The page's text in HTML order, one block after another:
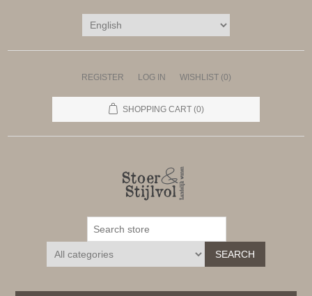
REGISTER LOG IN WISHLIST (0)
SHOPPING CART (0)
SEARCH